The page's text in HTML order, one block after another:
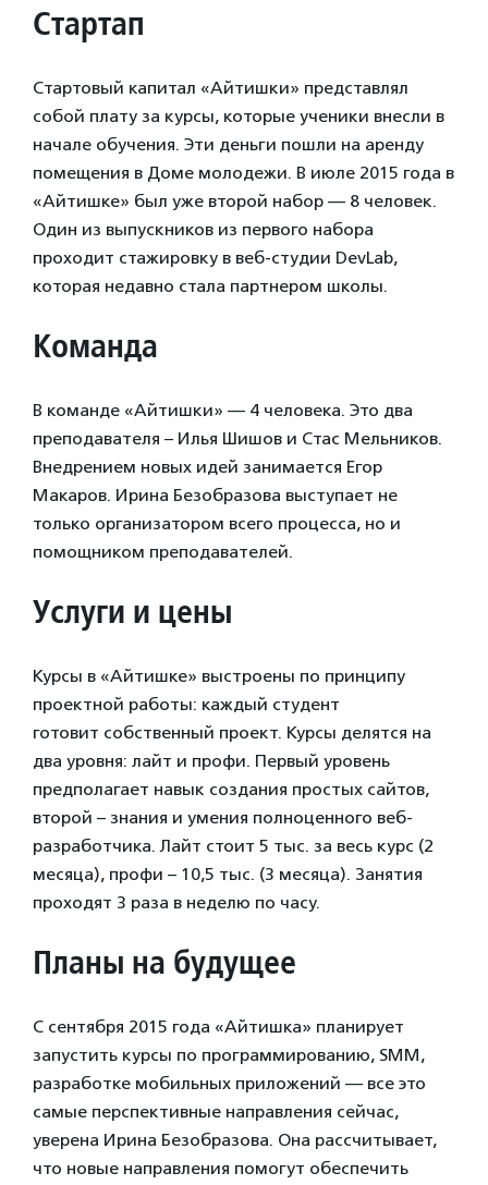
Стартап
Стартовый капитал «Айтишки» представлял
собой плату за курсы, которые ученики внесли в
начале обучения. Эти деньги пошли на аренду
помещения в Доме молодежи. В июле 2015 года в
«Айтишке» был уже второй набор — 8 человек.
Один из выпускников из первого набора
проходит стажировку в веб-студии DevLab,
которая недавно стала партнером школы.
Команда
В команде «Айтишки» — 4 человека. Это два
преподавателя – Илья Шишов и Стас Мельников.
Внедрением новых идей занимается Егор
Макаров. Ирина Безобразова выступает не
только организатором всего процесса, но и
помощником преподавателей.
Услуги и цены
Курсы в «Айтишке» выстроены по принципу
проектной работы: каждый студент
готовит собственный проект. Курсы делятся на
два уровня: лайт и профи. Первый уровень
предполагает навык создания простых сайтов,
второй – знания и умения полноценного веб-
разработчика. Лайт стоит 5 тыс. за весь курс (2
месяца), профи – 10,5 тыс. (3 месяца). Занятия
проходят 3 раза в неделю по часу.
Планы на будущее
С сентября 2015 года «Айтишка» планирует
запустить курсы по программированию, SMM,
разработке мобильных приложений — все это
самые перспективные направления сейчас,
уверена Ирина Безобразова. Она рассчитывает,
что новые направления помогут обеспечить